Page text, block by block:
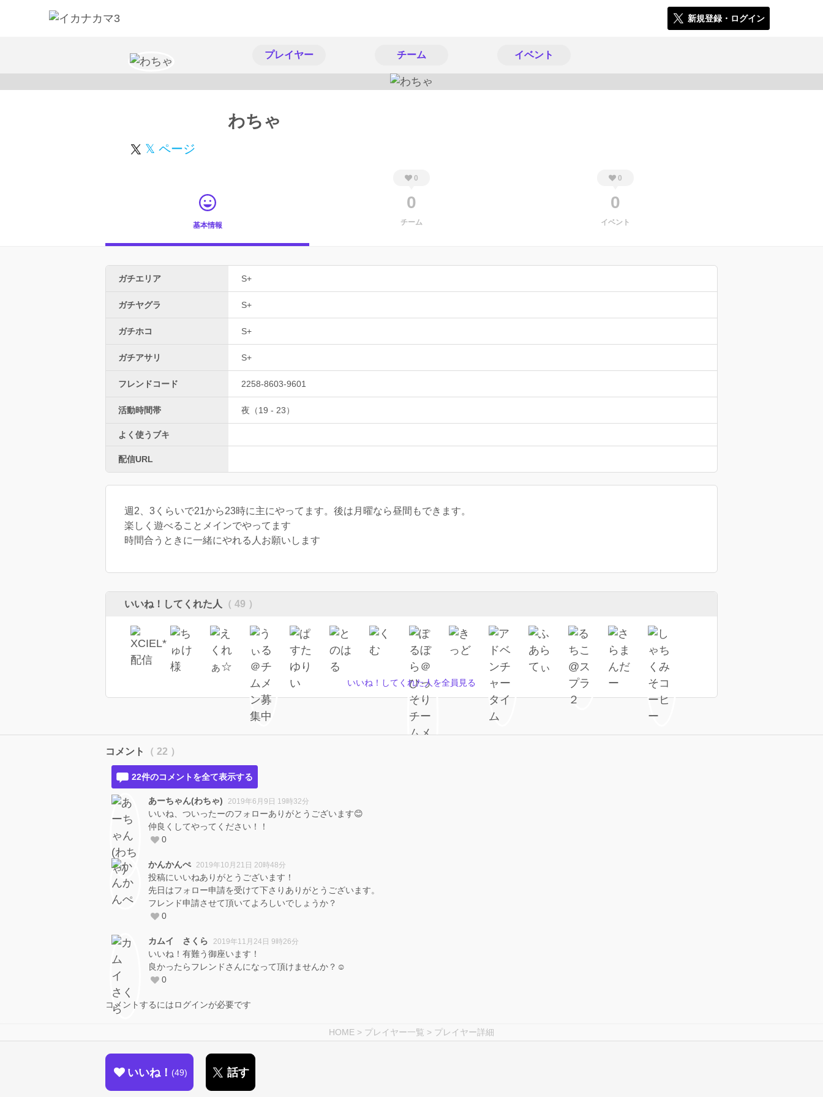
新規登録・ログイン
プレイヤー チーム イベント
わちゃ
𝕏 ページ
基本情報
0
0
チーム
0
0
イベント
ガチエリア S+
ガチヤグラ S+
ガチホコ S+
ガチアサリ S+
フレンドコード 2258-8603-9601
活動時間帯 夜（19 - 23）
よく使うブキ
配信URL
週2、3くらいで21から23時に主にやってます。後は月曜なら昼間もできます。
楽しく遊べることメインでやってます
時間合うときに一緒にやれる人お願いします
いいね！してくれた人 （ 49 ）
いいね！してくれた人を全員見る
コメント （ 22 ）
22件のコメントを全て表示する
あーちゃん(わちゃ) 2019年6月9日 19時32分
いいね、ついったーのフォローありがとうございます😊
仲良くしてやってください！！
0
かんかんぺ 2019年10月21日 20時48分
投稿にいいねありがとうございます！
先日はフォロー申請を受けて下さりありがとうございます。
フレンド申請させて頂いてよろしいでしょうか？
0
カムイ さくら 2019年11月24日 9時26分
いいね！有難う御座います！
良かったらフレンドさんになって頂けませんか？☺️
0
コメントするにはログインが必要です
HOME > プレイヤー一覧 > プレイヤー詳細
いいね！ 49 話す